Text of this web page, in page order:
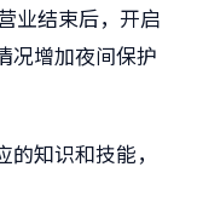
业结束后，开启
况增加夜间保护
知识和技能，